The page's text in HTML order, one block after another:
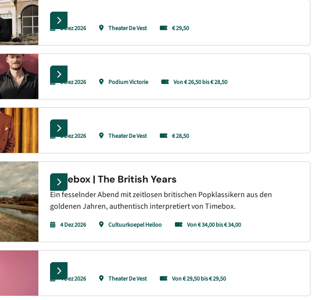
2 Dez 2026 Theater De Vest € 29,50
3 Dez 2026 Podium Victorie Von € 26,50 bis € 28,50
3 Dez 2026 Theater De Vest € 28,50
Timebox | The British Years
Ein fesselnder Abend mit zeitlosen britischen Popklassikern aus den
goldenen Jahren, authentisch interpretiert von Timebox.
4 Dez 2026 Cultuurkoepel Heiloo Von € 34,00 bis € 34,00
4 Dez 2026 Theater De Vest Von € 29,50 bis € 29,50